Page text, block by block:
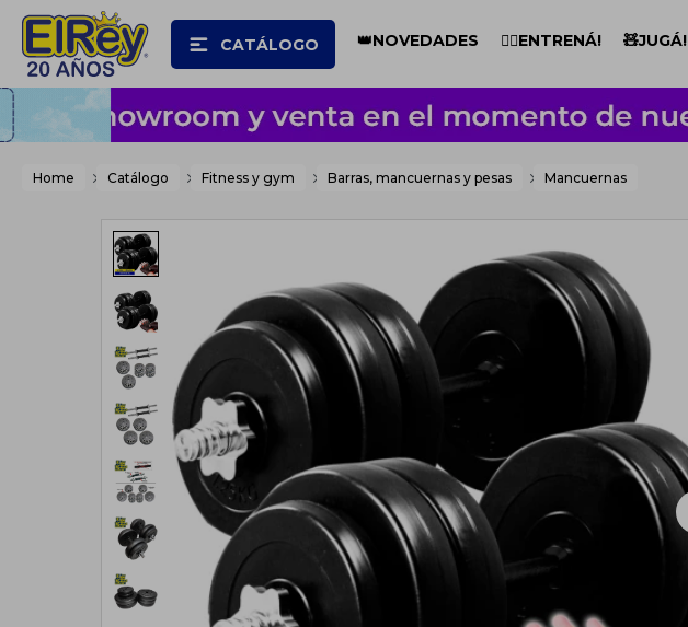
CATÁLOGO 👑NOVEDADES 🏋️‍♂️ENTRENÁ! 🧸JUGÁ!
Home Catálogo Fitness y gym Barras, mancuernas y pesas Mancuernas